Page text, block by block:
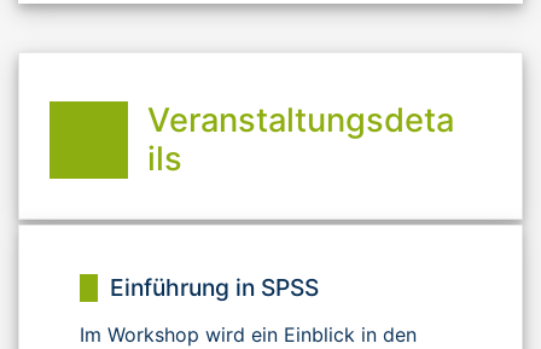
Veranstaltungsdeta
ils
Einführung in SPSS
Im Workshop wird ein Einblick in den